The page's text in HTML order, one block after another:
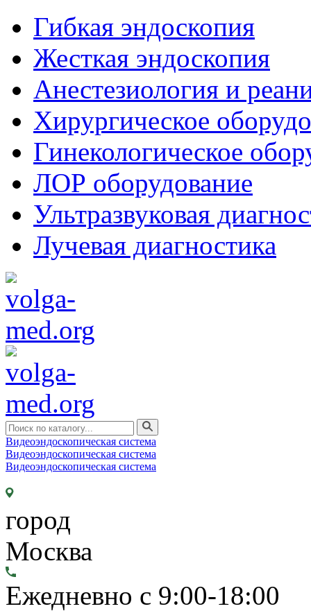
Гибкая эндоскопия
Жесткая эндоскопия
Анестезиология и
Хирургическое
Гинекологическое
ЛОР оборудование
Ультразвуковая
Лучевая диагностика
Видеоэндоскопическая система
Видеоэндоскопическая система
Видеоэндоскопическая система
город
Москва
Ежедневно с 9:00-18:00